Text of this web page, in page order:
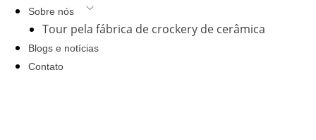
Sobre nós
Tour pela fábrica de crockery de cerâmica
Blogs e notícias
Contato